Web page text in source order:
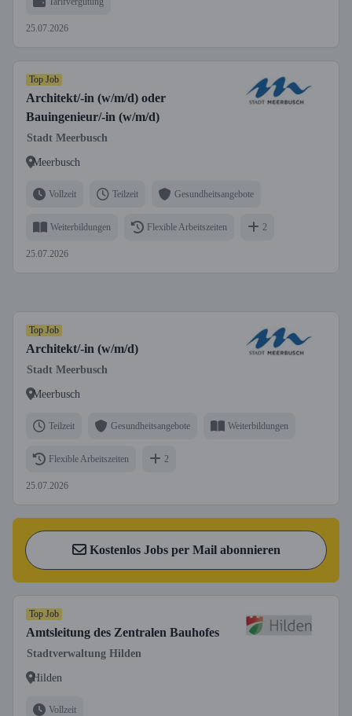
25.07.2026
Top Job
Architekt/-in (w/m/d) oder
Bauingenieur/-in (w/m/d)
Stadt Meerbusch
Meerbusch
Vollzeit Teilzeit Gesundheitsangebote
Weiterbildungen Flexible Arbeitszeiten 2
25.07.2026
Top Job
Architekt/-in (w/m/d)
Stadt Meerbusch
Meerbusch
Teilzeit Gesundheitsangebote Weiterbildungen
Flexible Arbeitszeiten 2
25.07.2026
Kostenlos Jobs per Mail abonnieren
Top Job
Amtsleitung des Zentralen Bauhofes
Stadtverwaltung Hilden
Hilden
Vollzeit